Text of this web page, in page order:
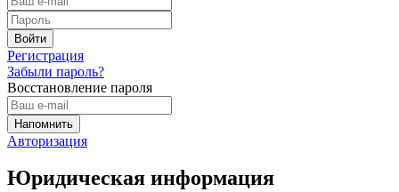
Регистрация
Забыли пароль?
Восстановление пароля
Авторизация
Юридическая информация